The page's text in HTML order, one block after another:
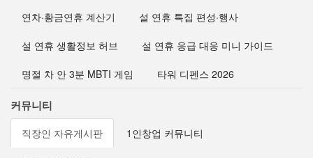
연차·황금연휴 계산기 설 연휴 특집 편성·행사
설 연휴 생활정보 허브 설 연휴 응급 대응 미니 가이드
명절 차 안 3분 MBTI 게임 타워 디펜스 2026
커뮤니티
직장인 자유게시판 1인창업 커뮤니티